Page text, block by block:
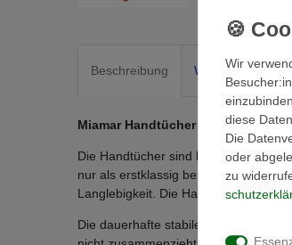
Beschreibung Weitere Details
Miamar Handtücher gibt es in 15
Die Handtücher sind besonders
nur als erstklassig bezeichnen – ein
Langlebigkeit. Die Handtücher sind
Die dauerhafte stabile Form zeichnet
Wir
diese
Die
oder
zu